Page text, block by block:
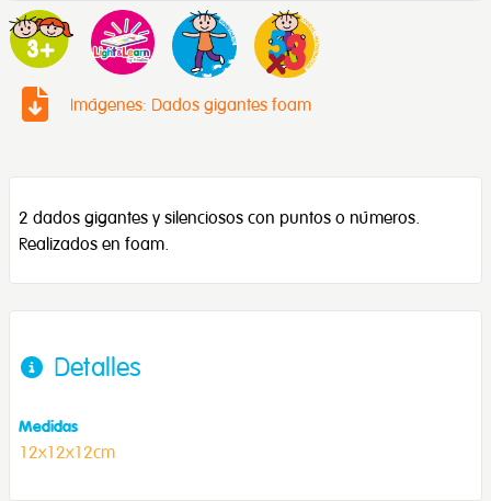
Imágenes: Dados gigantes foam
2 dados gigantes y silenciosos con puntos o números.
Realizados en foam.
Detalles
Medidas
12x12x12cm